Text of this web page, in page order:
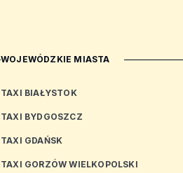
WOJEWÓDZKIE MIASTA
TAXI BIAŁYSTOK
TAXI BYDGOSZCZ
TAXI GDAŃSK
TAXI GORZÓW WIELKOPOLSKI